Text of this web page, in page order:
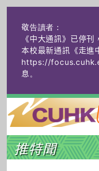
敬告讀者：
《中大通訊》已停
本校最新通訊《走進
https://
息。
主頁 | ENG | 简体
頭條
推特聞